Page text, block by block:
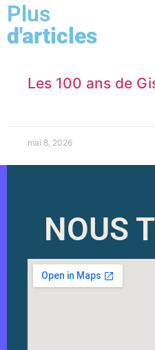
Plus
d'articles
Les 100 ans de
mai 8, 2026
NOUS